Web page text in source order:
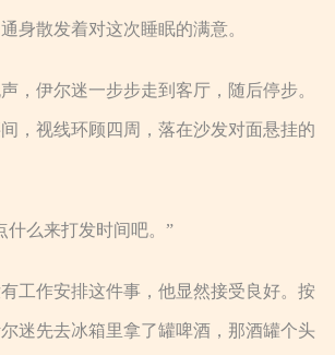
身散发着对这次睡眠的满意。
，伊尔迷一步步走到客厅，随后停步。
，视线环顾四周，落在沙发对面悬挂的
什么来打发时间吧。”
工作安排这件事，他显然接受良好。按
迷先去冰箱里拿了罐啤酒，那酒罐个头